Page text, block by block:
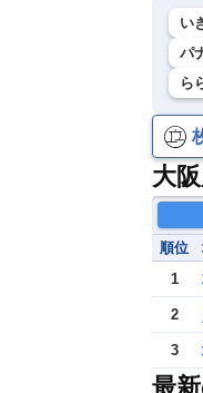
い
パ
ら
大
順位
1
2
3
最